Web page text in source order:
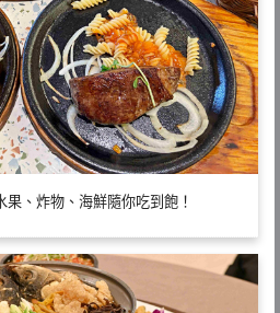
、炸物、海鮮隨你吃到飽！